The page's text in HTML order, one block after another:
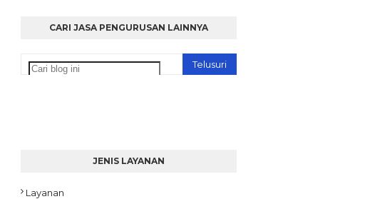
CARI JASA PENGURUSAN LAINNYA
JENIS LAYANAN
Layanan